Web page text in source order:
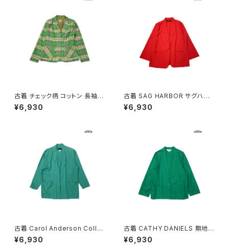
古着 チェック柄 コットン 長袖
アウター テーラード ジャケット
緑 (ttu2603128)
¥6,930
古着 SAG HARBOR サグハー
バー 無地 コットン 長袖 アウタ
ー テーラードジャケット 赤 (ttu
¥6,930
古着 Carol Anderson Colle
ction キャロルアンダーソンコ
レクション アメリカ製 無地 長袖
¥6,930
古着 CATHY DANIELS 無地
コットン100％ 長袖 アウター テ
ーラードジャケット 緑 (ttu260
¥6,930